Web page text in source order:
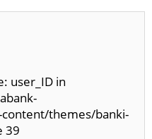
user_ID in
themes/banki-
39